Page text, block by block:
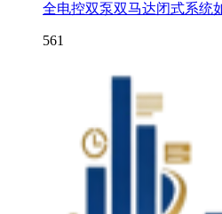
全电控双泵双马达闭式系统
561